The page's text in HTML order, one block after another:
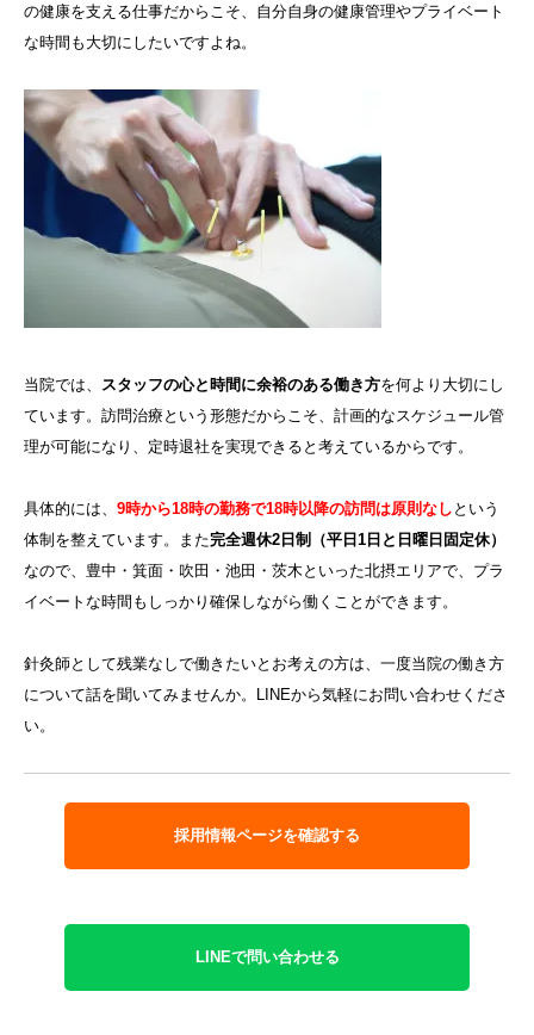
の健康を支える仕事だからこそ、自分自身の健康管理やプライベート
な時間も大切にしたいですよね。
当院では、 スタッフの心と時間に余裕のある働き方を何より大切にし
ています。訪問治療という形態だからこそ、計画的なスケジュール管
理が可能になり、定時退社を実現できると考えているからです。
具体的には、 9時から18時の勤務で18時以降の訪問は原則なし という
体制を整えています。また完全週休2日制（平日1日と日曜日固定休）
なので、豊中・箕面・吹田・池田・茨木といった北摂エリアで、プラ
イベートな時間もしっかり確保しながら働くことができます。
針灸師として残業なしで働きたいとお考えの方は、一度当院の働き方
について話を聞いてみませんか。LINEから気軽にお問い合わせくださ
い。
採用情報ページを確認する
LINEで問い合わせる